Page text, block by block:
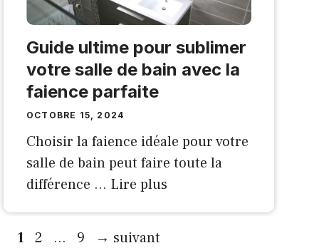
Guide ultime pour sublimer
votre salle de bain avec la
faience parfaite
OCTOBRE 15, 2024
Choisir la faience idéale pour votre
salle de bain peut faire toute la
différence … Lire plus
Page
1 Page
2 … Page
9 → suivant